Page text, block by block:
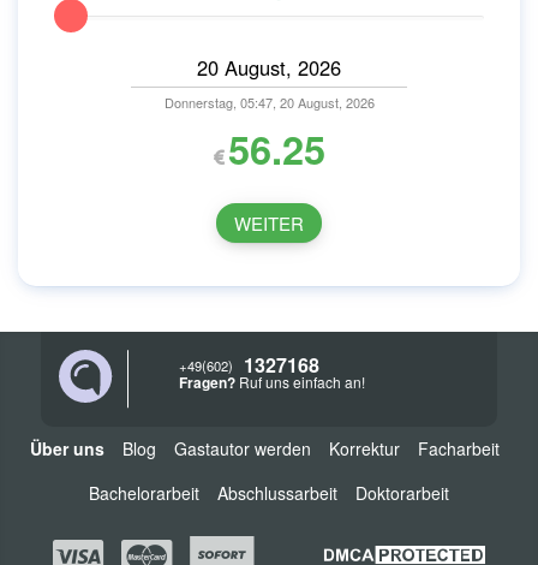
56.25
Donnerstag, 05:47, 20 August, 2026
WEITER
+49(602) 1327168
Fragen? Ruf uns einfach an!
Über uns Blog Gastautor werden Korrektur
Facharbeit
Bachelorarbeit
Abschlussarbeit Doktorarbeit